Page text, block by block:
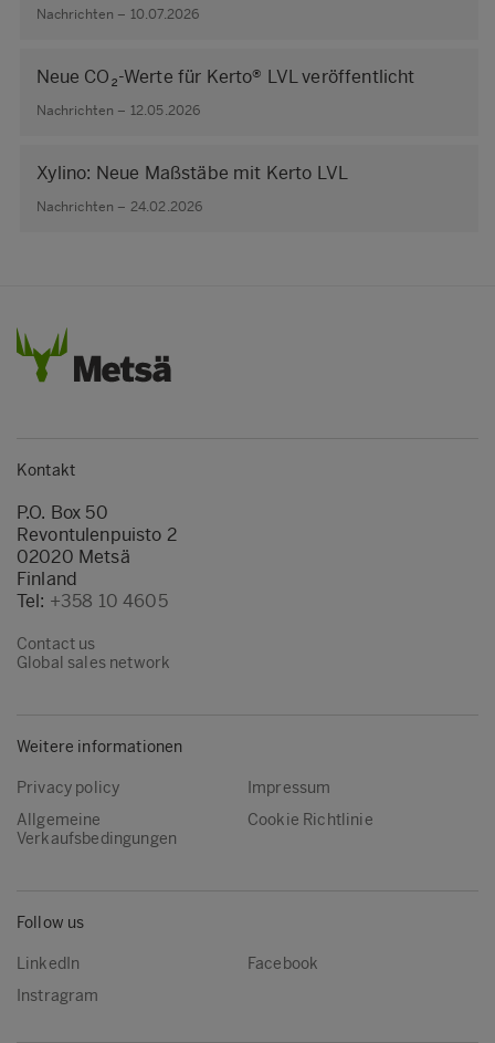
Nachrichten – 10.07.2026
Neue CO₂-Werte für Kerto® LVL veröffentlicht
Nachrichten – 12.05.2026
Xylino: Neue Maßstäbe mit Kerto LVL
Nachrichten – 24.02.2026
Kontakt
P.O. Box 50
Revontulenpuisto 2
02020 Metsä
Finland
Tel: +358 10 4605
Contact us
Global sales network
Weitere informationen
Privacy policy
Impressum
Allgemeine
Verkaufsbedingungen
Cookie Richtlinie
Follow us
LinkedIn
Facebook
Instragram